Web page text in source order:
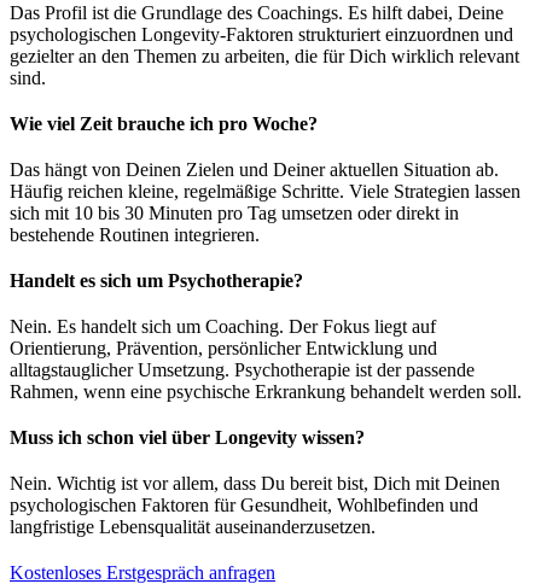
Das Profil ist die Grundlage des Coachings. Es hilft dabei, Deine
psychologischen Longevity-Faktoren strukturiert einzuordnen und
gezielter an den Themen zu arbeiten, die für Dich wirklich relevant
sind.
Wie viel Zeit brauche ich pro Woche?
Das hängt von Deinen Zielen und Deiner aktuellen Situation ab.
Häufig reichen kleine, regelmäßige Schritte. Viele Strategien lassen
sich mit 10 bis 30 Minuten pro Tag umsetzen oder direkt in
bestehende Routinen integrieren.
Handelt es sich um Psychotherapie?
Nein. Es handelt sich um Coaching. Der Fokus liegt auf
Orientierung, Prävention, persönlicher Entwicklung und
alltagstauglicher Umsetzung. Psychotherapie ist der passende
Rahmen, wenn eine psychische Erkrankung behandelt werden soll.
Muss ich schon viel über Longevity wissen?
Nein. Wichtig ist vor allem, dass Du bereit bist, Dich mit Deinen
psychologischen Faktoren für Gesundheit, Wohlbefinden und
langfristige Lebensqualität auseinanderzusetzen.
Kostenloses Erstgespräch anfragen